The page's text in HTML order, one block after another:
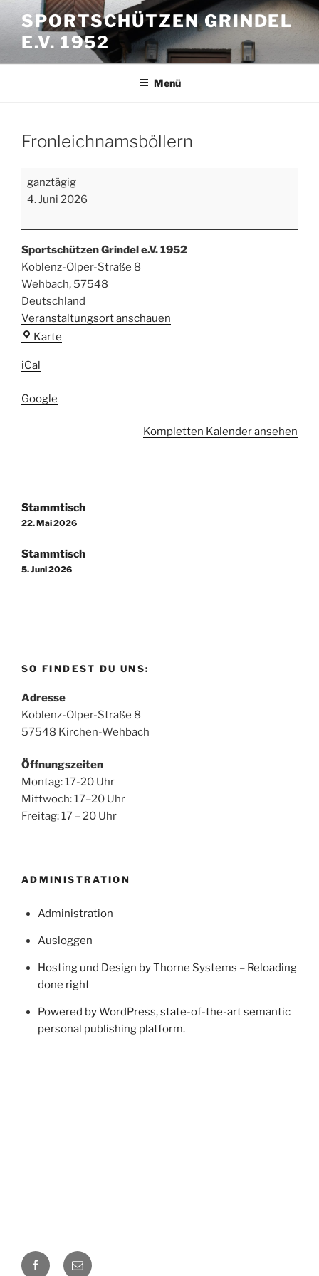
Inhalt
springen
SPORTSCHÜTZEN GRINDEL
E.V. 1952
Menü
Fronleichnamsböllern
Fronleichnamsböllern
ganztägig
4. Juni 2026
Sportschützen Grindel e.V. 1952
Koblenz-Olper-Straße 8
Wehbach, 57548
Deutschland
Veranstaltungsort anschauen
Karte
iCal
Google
Kompletten Kalender ansehen
Stammtisch
22. Mai 2026
Stammtisch
5. Juni 2026
SO FINDEST DU UNS:
Adresse
Koblenz-Olper-Straße 8
57548 Kirchen-Wehbach
Öffnungszeiten
Montag: 17-20 Uhr
Mittwoch: 17–20 Uhr
Freitag: 17 – 20 Uhr
ADMINISTRATION
Administration
Ausloggen
Hosting und Design by Thorne Systems – Reloading
done right
Powered by WordPress, state-of-the-art semantic
personal publishing platform.
Facebook
E-